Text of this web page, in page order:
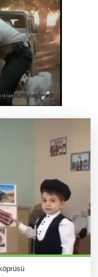
operasyonda 253
muhtarlara nezaket
çocuklar kitapların renkli